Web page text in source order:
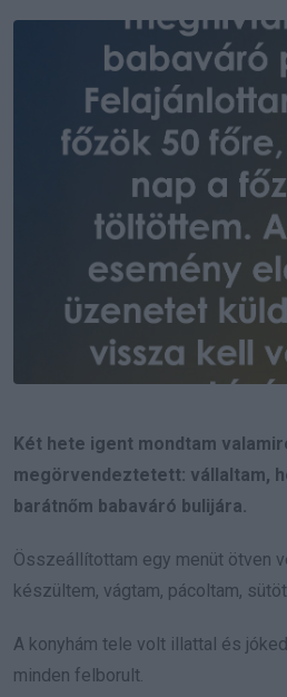
Két hete igent mondtam
megörvendeztetett: vállaltam,
barátnőm babaváró bulijára.
Összeállítottam egy menüt ötven
készültem, vágtam, pácoltam,
A konyhám tele volt illattal és
minden felborult.